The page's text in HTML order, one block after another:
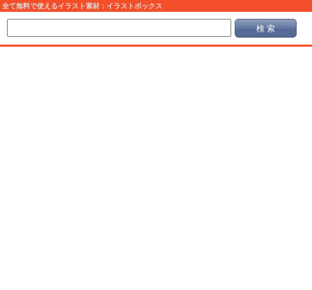
全て無料で使えるイラスト素材：イラストボックス
検 索